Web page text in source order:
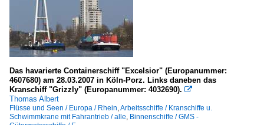
Das havarierte Containerschiff "Excelsior" (Europanummer:
4607680) am 28.03.2007 in Köln-Porz. Links daneben das
Kranschiff "Grizzly" (Europanummer: 4032690). 
Thomas Albert
Flüsse und Seen / Europa / Rhein,Arbeitsschiffe / Kranschiffe u.
Schwimmkrane mit Fahrantrieb / alle, Binnenschiffe / GMS -